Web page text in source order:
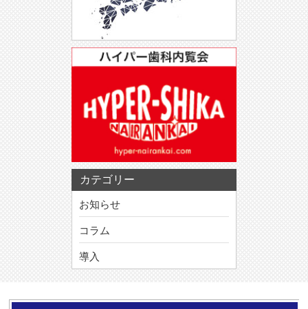
カテゴリー
お知らせ
コラム
導入